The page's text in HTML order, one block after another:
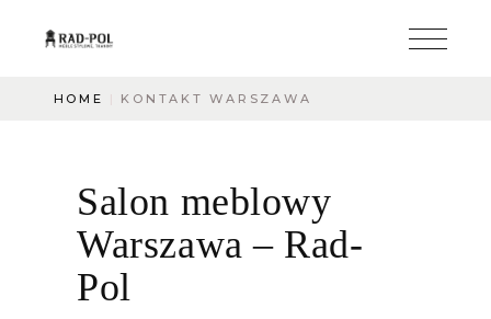
HOME KONTAKT WARSZAWA
Salon meblowy
Warszawa – Rad-
Pol